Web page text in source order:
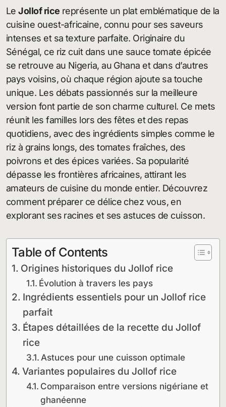
LeJollof rice représente un plat emblématique de la
cuisine ouest-africaine, connu pour ses saveurs
intenses et sa texture parfaite. Originaire du
Sénégal, ce riz cuit dans une sauce tomate épicée
se retrouve au Nigeria, au Ghana et dans d’autres
pays voisins, où chaque région ajoute sa touche
unique. Les débats passionnés sur la meilleure
version font partie de son charme culturel. Ce mets
réunit les familles lors des fêtes et des repas
quotidiens, avec des ingrédients simples comme le
riz à grains longs, des tomates fraîches, des
poivrons et des épices variées. Sa popularité
dépasse les frontières africaines, attirant les
amateurs de cuisine du monde entier. Découvrez
comment préparer ce délice chez vous, en
explorant ses racines et ses astuces de cuisson.
Table of Contents
Origines historiques du Jollof rice
Évolution à travers les pays
Ingrédients essentiels pour un Jollof rice
parfait
Étapes détaillées de la recette du Jollof
rice
Astuces pour une cuisson optimale
Variantes populaires du Jollof rice
Comparaison entre versions nigériane et
ghanéenne